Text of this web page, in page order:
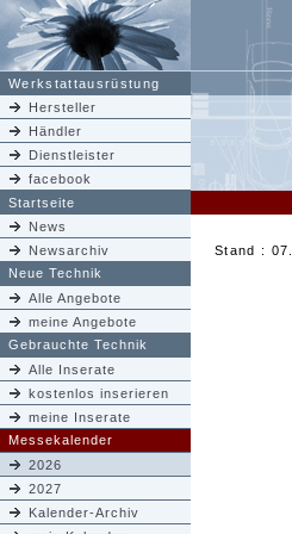
Werkstattausrüstung
Hersteller
Händler
Dienstleister
facebook
Startseite
News
Newsarchiv
Neue Technik
Alle Angebote
meine Angebote
Gebrauchte Technik
Alle Inserate
kostenlos inserieren
meine Inserate
Messekalender
2026
2027
Kalender-Archiv
Stand :